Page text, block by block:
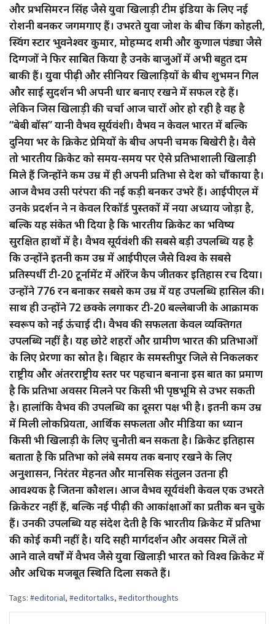
और प्रभसिमरन सिंह जैसे युवा खिलाड़ी टीम इंडिया के लिए नई
रोशनी बनकर जगमगाए हैं। उभरते युवा जोश के बीच किंग कोहली,
स्विंग स्टार भुवनेश्वर कुमार, मोहम्मद शमी और कुणाल पंड्या जैसे
दिग्गजों ने फिर साबित किया है उनके बाजुओं में अभी बहुत दम
बाकी हैं। युवा पीढ़ी और सीनियर खिलाड़ियों के बीच शुभमन गिल
और साई सुदर्शन भी अपनी धार बनाए रखने में सफल रहे हैं।
लेकिन जिस खिलाड़ी की चर्चा आज चारों ओर हो रही है वह है
“बेबी बॉस” यानी वैभव सूर्यवंशी। वैभव न केवल भारत में बल्कि
दुनिया भर के क्रिकेट प्रेमियों के बीच अपनी चमक बिखेरी है। वैसे
तो भारतीय क्रिकेट को समय-समय पर ऐसे प्रतिभाशाली खिलाड़ी
मिले हैं जिन्होंने कम उम्र में ही अपनी प्रतिभा से देश को चौंकाया है।
आज वैभव उसी परंपरा की नई कड़ी बनकर उभरे हैं। आईपीएल में
उनके प्रदर्शन ने न केवल रिकॉर्ड पुस्तकों में नया अध्याय जोड़ा है,
बल्कि यह संकेत भी दिया है कि भारतीय क्रिकेट का भविष्य
सुरक्षित हाथों में है। वैभव सूर्यवंशी की सबसे बड़ी उपलब्धि यह है
कि उन्होंने इतनी कम उम्र में आईपीएल जैसे विश्व के सबसे
प्रतिस्पर्धी टी-20 टूर्नामेंट में ऑरेंज कैप जीतकर इतिहास रच दिया।
उन्होंने 776 रन बनाकर सबसे कम उम्र में यह उपलब्धि हासिल की।
साथ ही उन्होंने 72 छक्के लगाकर टी-20 बल्लेबाजी के आक्रामक
स्वरूप को नई ऊंचाई दी। वैभव की सफलता केवल व्यक्तिगत
उपलब्धि नहीं है। यह छोटे शहरों और ग्रामीण भारत की प्रतिभाओं
के लिए प्रेरणा का स्रोत है। बिहार के समस्तीपुर जिले से निकलकर
राष्ट्रीय और अंतरराष्ट्रीय स्तर पर पहचान बनाना इस बात का प्रमाण
है कि प्रतिभा अवसर मिलने पर किसी भी पृष्ठभूमि से उभर सकती
है। हालांकि वैभव की उपलब्धि का दूसरा पक्ष भी है। इतनी कम उम्र
में मिली लोकप्रियता, आर्थिक सफलता और मीडिया का ध्यान
किसी भी खिलाड़ी के लिए चुनौती बन सकता है। क्रिकेट इतिहास
बताता है कि प्रतिभा को लंबे समय तक बनाए रखने के लिए
अनुशासन, निरंतर मेहनत और मानसिक संतुलन उतना ही
आवश्यक है जितना कौशल। आज वैभव सूर्यवंशी केवल एक उभरते
क्रिकेटर नहीं हैं, बल्कि नई पीढ़ी की आकांक्षाओं का प्रतीक बन चुके
हैं। उनकी उपलब्धि यह संदेश देती है कि भारतीय क्रिकेट में प्रतिभा
की कोई कमी नहीं है। यदि सही मार्गदर्शन और अवसर मिलें तो
आने वाले वर्षों में वैभव जैसे युवा खिलाड़ी भारत को विश्व क्रिकेट में
और अधिक मजबूत स्थिति दिला सकते हैं।
Tags: #editorial, #editortalks, #editorthoughts